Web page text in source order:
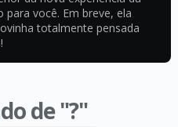
você. Em breve, ela
totalmente pensada
de "?"